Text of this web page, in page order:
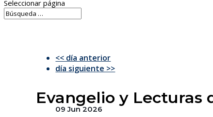
Seleccionar página
<< día anterior
día siguiente >>
Evangelio y Lecturas
09 Jun 2026